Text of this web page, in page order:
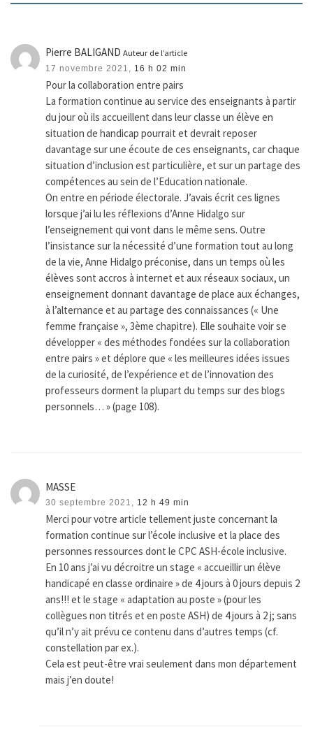
Pierre BALIGAND Auteur de l’article
17 novembre 2021, 16 h 02 min
Pour la collaboration entre pairs
La formation continue au service des enseignants à partir
du jour où ils accueillent dans leur classe un élève en
situation de handicap pourrait et devrait reposer
davantage sur une écoute de ces enseignants, car chaque
situation d’inclusion est particulière, et sur un partage des
compétences au sein de l’Education nationale.
On entre en période électorale. J’avais écrit ces lignes
lorsque j’ai lu les réflexions d’Anne Hidalgo sur
l’enseignement qui vont dans le même sens. Outre
l’insistance sur la nécessité d’une formation tout au long
de la vie, Anne Hidalgo préconise, dans un temps où les
élèves sont accros à internet et aux réseaux sociaux, un
enseignement donnant davantage de place aux échanges,
à l’alternance et au partage des connaissances (« Une
femme française », 3ème chapitre). Elle souhaite voir se
développer « des méthodes fondées sur la collaboration
entre pairs » et déplore que « les meilleures idées issues
de la curiosité, de l’expérience et de l’innovation des
professeurs dorment la plupart du temps sur des blogs
personnels… » (page 108).
MASSE
30 septembre 2021, 12 h 49 min
Merci pour votre article tellement juste concernant la
formation continue sur l’école inclusive et la place des
personnes ressources dont le CPC ASH-école inclusive.
En 10 ans j’ai vu décroitre un stage « accueillir un élève
handicapé en classe ordinaire » de 4 jours à 0 jours depuis 2
ans!!! et le stage « adaptation au poste » (pour les
collègues non titrés et en poste ASH) de 4 jours à 2 j; sans
qu’il n’y ait prévu ce contenu dans d’autres temps (cf.
constellation par ex.).
Cela est peut-être vrai seulement dans mon département
mais j’en doute!